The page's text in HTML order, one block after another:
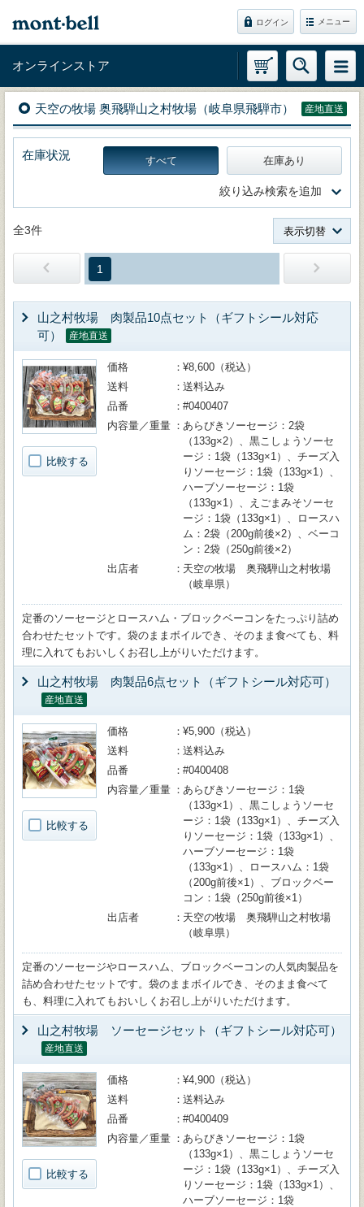
ログイン メニュー
オンラインストア
天空の牧場 奥飛騨山之村牧場（岐阜県飛騨市） 産地直送
在庫状況 すべて 在庫あり
絞り込み検索を追加
全3件 表示切替
1
山之村牧場 肉製品10点セット（ギフトシール対応
可）
産地直送
比較する
価格
¥8,600（税込）
送料
送料込み
品番
#0400407
内容量／重量
あらびきソーセージ：2袋
（133g×2）、黒こしょうソーセ
ージ：1袋（133g×1）、チーズ入
りソーセージ：1袋（133g×1）、
ハーブソーセージ：1袋
（133g×1）、えごまみそソーセ
ージ：1袋（133g×1）、ロースハ
ム：2袋（200g前後×2）、ベーコ
ン：2袋（250g前後×2）
出店者
天空の牧場 奥飛騨山之村牧場
（岐阜県）
定番のソーセージとロースハム・ブロックベーコンをたっぷり詰め
合わせたセットです。袋のままボイルでき、そのまま食べても、料
理に入れてもおいしくお召し上がりいただけます。
山之村牧場 肉製品6点セット（ギフトシール対応可）
産地直送
比較する
価格
¥5,900（税込）
送料
送料込み
品番
#0400408
内容量／重量
あらびきソーセージ：1袋
（133g×1）、黒こしょうソーセ
ージ：1袋（133g×1）、チーズ入
りソーセージ：1袋（133g×1）、
ハーブソーセージ：1袋
（133g×1）、ロースハム：1袋
（200g前後×1）、ブロックベー
コン：1袋（250g前後×1）
出店者
天空の牧場 奥飛騨山之村牧場
（岐阜県）
定番のソーセージやロースハム、ブロックベーコンの人気肉製品を
詰め合わせたセットです。袋のままボイルでき、そのまま食べて
も、料理に入れてもおいしくお召し上がりいただけます。
山之村牧場 ソーセージセット（ギフトシール対応可）
産地直送
比較する
価格
¥4,900（税込）
送料
送料込み
品番
#0400409
内容量／重量
あらびきソーセージ：1袋
（133g×1）、黒こしょうソーセ
ージ：1袋（133g×1）、チーズ入
りソーセージ：1袋（133g×1）、
ハーブソーセージ：1袋